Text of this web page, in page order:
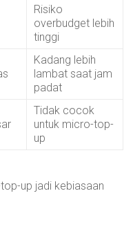
Risiko
overbudget lebih
tinggi
Kadang lebih
lambat saat jam
padat
Tidak cocok
untuk micro-top-
up
up jadi kebiasaan